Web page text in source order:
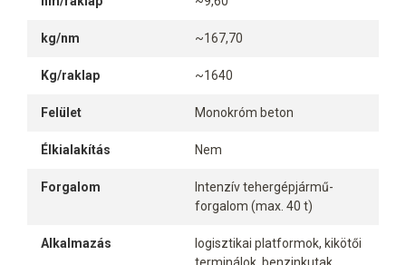
kg/nm ~167,70
Kg/raklap ~1640
Felület Monokróm beton
Élkialakítás Nem
Forgalom
Intenzív tehergépjármű-
forgalom (max. 40 t)
Alkalmazás
logisztikai platformok, kikötői